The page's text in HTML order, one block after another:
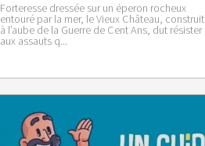
Forteresse dressée sur un éperon rocheux
entouré par la mer, le Vieux Château, construit
à l’aube de la Guerre de Cent Ans, dut résister
aux assauts q...